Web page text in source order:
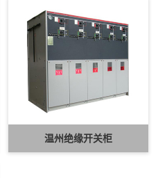
温州绝缘开关柜